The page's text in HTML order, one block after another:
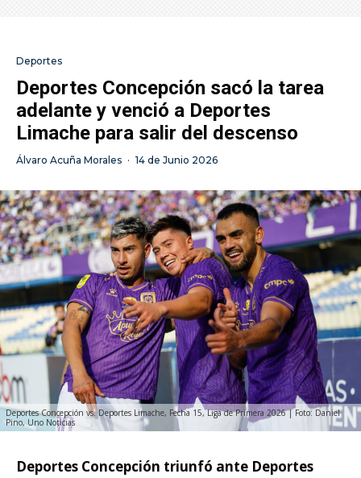
Deportes
Deportes Concepción sacó la tarea
adelante y venció a Deportes
Limache para salir del descenso
Álvaro Acuña Morales · 14 de Junio 2026
Deportes Concepción vs. Deportes Limache, Fecha 15, Liga de Primera 2026 | Foto: Daniel
Pino, Uno Noticias
Deportes Concepción triunfó ante Deportes